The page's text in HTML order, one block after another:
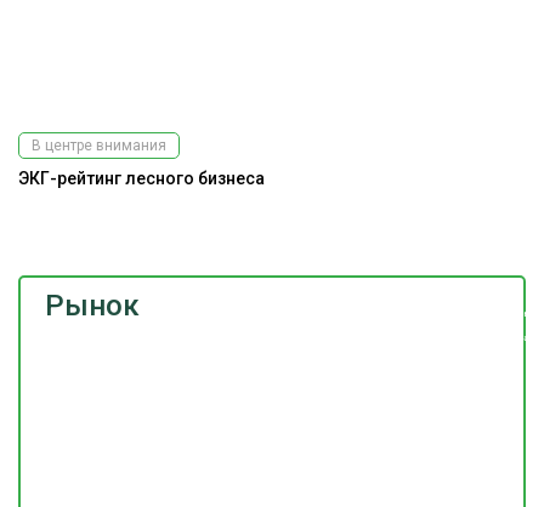
Рынок
В центре внимания
ЭКГ-рейтинг лесного бизнеса
Подпишитесь
телеграм-канал